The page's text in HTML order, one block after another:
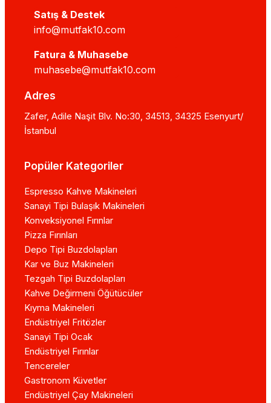
Satış & Destek
info@mutfak10.com
Fatura & Muhasebe
muhasebe@mutfak10.com
Adres
Zafer, Adile Naşit Blv. No:30, 34513, 34325 Esenyurt/
İstanbul
Popüler Kategoriler
Espresso Kahve Makineleri
Sanayi Tipi Bulaşık Makineleri
Konveksiyonel Fırınlar
Pizza Fırınları
Depo Tipi Buzdolapları
Kar ve Buz Makineleri
Tezgah Tipi Buzdolapları
Kahve Değirmeni Öğütücüler
Kıyma Makineleri
Endüstriyel Fritözler
Sanayi Tipi Ocak
Endüstriyel Fırınlar
Tencereler
Gastronom Küvetler
Endüstriyel Çay Makineleri